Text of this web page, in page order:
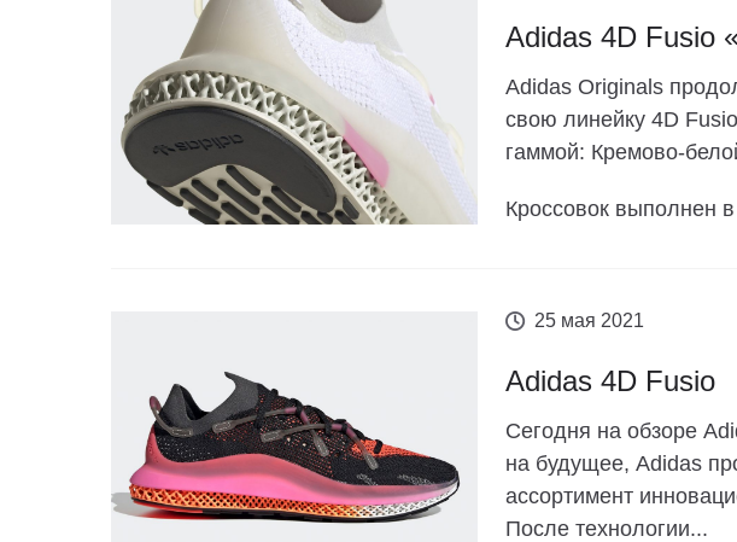
Adidas 4D Fusio
Adidas Originals
свою линейку 4D
гаммой: Кремово-
Кроссовок выполнен в
25 мая 2021
Adidas 4D Fusio
Сегодня на обзоре
на будущее, Adidas
ассортимент
После технологии...